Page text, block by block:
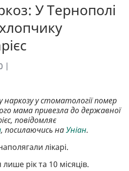
У Тернополі
|
наркозу у стоматології помер
мама привезла до державної
повідомляє
, посилаючись наУніан.
лікарі.
рік та 10 місяців.